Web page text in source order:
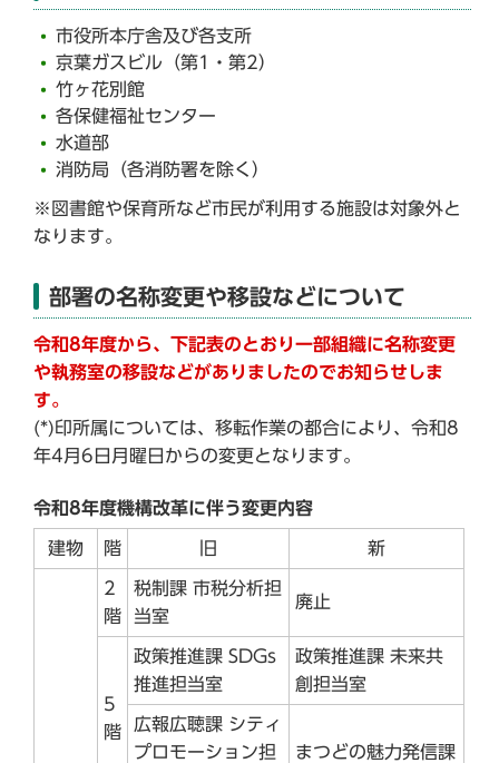
市役所本庁舎及び各支所
京葉ガスビル（第1・第2）
竹ヶ花別館
各保健福祉センター
水道部
消防局（各消防署を除く）
※図書館や保育所など市民が利用する施設は対象外と
なります。
部署の名称変更や移設などについて
令和8年度から、下記表のとおり一部組織に名称変更
や執務室の移設などがありましたのでお知らせしま
す。
(*)印所属については、移転作業の都合により、令和8
年4月6日月曜日からの変更となります。
令和8年度機構改革に伴う変更内容
建物 階 旧 新
2
階
税制課 市税分析担
当室
廃止
5
階
政策推進課 SDGs
推進担当室
政策推進課 未来共
創担当室
広報広聴課 シティ
プロモーション担
まつどの魅力発信課